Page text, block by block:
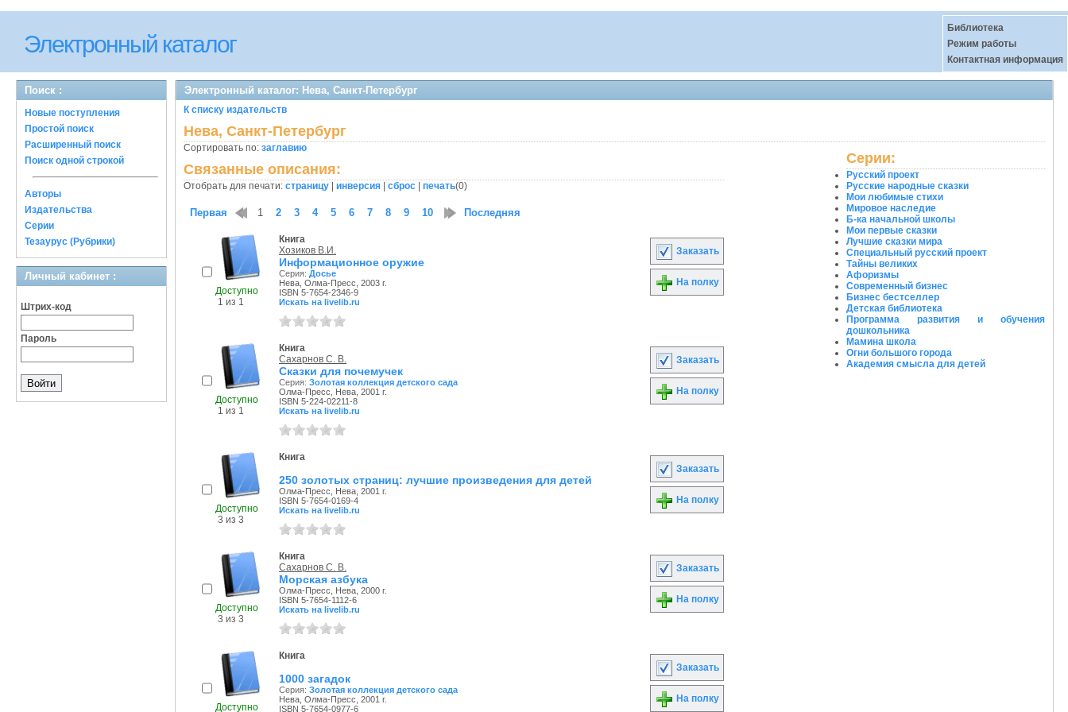
Электронный каталог
Библиотека
Режим работы
Контактная информация
Поиск :
Новые поступления
Простой поиск
Расширенный поиск
Поиск одной строкой
Авторы
Издательства
Серии
Тезаурус (Рубрики)
Личный кабинет :
Штрих-код
Пароль
Электронный каталог: Нева, Санкт-Петербург
К списку издательств
Нева, Санкт-Петербург
Сортировать по: заглавию
Связанные описания:
Отобрать для печати: страницу инверсия сброс печать(0)
Первая 1 2 3 4 5 6 7 8 9 10 11 12 13 14
Последняя
Доступно
1 из 1
Книга
Хозиков В.И.
Информационное оружие
Серия: Досье
Нева, Олма-Пресс, 2003 г.
ISBN 5-7654-2346-9
Искать на livelib.ru
Заказать
На полку
Доступно
1 из 1
Книга
Сахарнов С. В.
Сказки для почемучек
Серия: Золотая коллекция детского сада
Олма-Пресс, Нева, 2001 г.
ISBN 5-224-02211-8
Искать на livelib.ru
Заказать
На полку
Доступно
3 из 3
Книга
250 золотых страниц: лучшие произведения для детей
Олма-Пресс, Нева, 2001 г.
ISBN 5-7654-0169-4
Искать на livelib.ru
Заказать
На полку
Доступно
3 из 3
Книга
Сахарнов С. В.
Морская азбука
Олма-Пресс, Нева, 2000 г.
ISBN 5-7654-1112-6
Искать на livelib.ru
Заказать
На полку
Доступно
Книга
1000 загадок
Серия: Золотая коллекция детского сада
Нева, Олма-Пресс, 2001 г.
ISBN 5-7654-0977-6
Заказать
На полку
Серии:
Русский проект
Русские народные сказки
Мои любимые стихи
Мировое наследие
Б-ка начальной школы
Мои первые сказки
Лучшие сказки мира
Специальный русский проект
Тайны великих
Афоризмы
Современный бизнес
Бизнес бестселлер
Детская библиотека
Программа развития и обучения
дошкольника
Мамина школа
Огни большого города
Академия смысла для детей